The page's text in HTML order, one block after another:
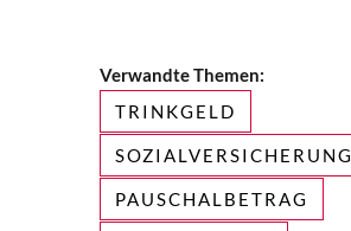
Verwandte Themen:
TRINKGELD
SOZIALVERSICHERUNG
PAUSCHALBETRAG